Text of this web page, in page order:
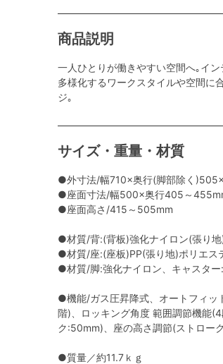
商品説明
一人ひとりが働きやすい空間へ｡イ
多様化するワークスタイルや空間に
ジ｡
サイズ・重量・材質
●外寸法/幅710×奥行(脚部除く
●座面寸法/幅500×奥行405～
●座面高さ/415～505mm
●材質/背:(背板)強化ナイロン(張り
●材質/座:(座板)PP(張り地)ポリエス
●材質/脚:強化ナイロン、キャスタ
●機能/ガス圧昇降式、オートフィッ
階)、ロッキング角度 範囲調節機能
ク:50mm)、座の高さ調節(ストロー
●質量／約11.7ｋｇ